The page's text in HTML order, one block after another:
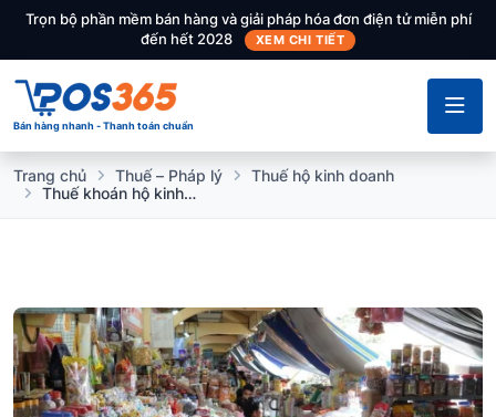
Trọn bộ phần mềm bán hàng và giải pháp hóa đơn điện tử miễn phí
đến hết 2028
XEM CHI TIẾT
Bán hàng nhanh - Thanh toán chuẩn
Trang chủ Thuế – Pháp lý
Thuế hộ kinh doanh
Thuế khoán hộ kinh doanh nhỏ lẻ 2025 và chuẩn bị chuyển sang thuế kê khai 2026